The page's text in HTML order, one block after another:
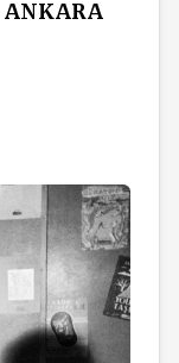
ANKARA